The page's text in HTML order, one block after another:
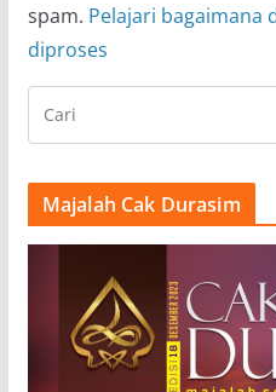
spam. Pelajari bagaimana
diproses
Majalah Cak Durasim